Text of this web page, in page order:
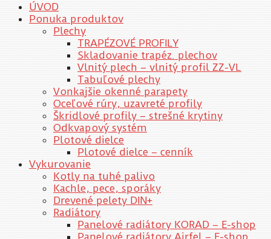
ÚVOD
Ponuka produktov
Plechy
TRAPÉZOVÉ PROFILY
Skladovanie trapéz. plechov
Vlnitý plech – vlnitý profil ZZ-VL
Tabuľové plechy
Vonkajšie okenné parapety
Oceľové rúry, uzavreté profily
Škridlové profily – strešné krytiny
Odkvapový systém
Plotové dielce
Plotové dielce – cenník
Vykurovanie
Kotly na tuhé palivo
Kachle, pece, sporáky
Drevené pelety DIN+
Radiátory
Panelové radiátory KORAD – E-shop
Panelové radiátory Airfel – E-shop